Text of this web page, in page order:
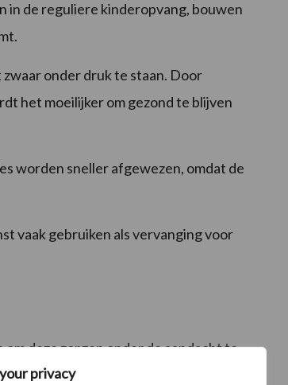
privacy
in de reguliere kinderopvang, bouwen
onder druk te staan. Door
het moeilijker om gezond te blijven
worden sneller afgewezen, omdat de
vaak gebruiken als vervanging voor
om deze zorgen onder de aandacht te
van de wet, neemt LTO deel aan